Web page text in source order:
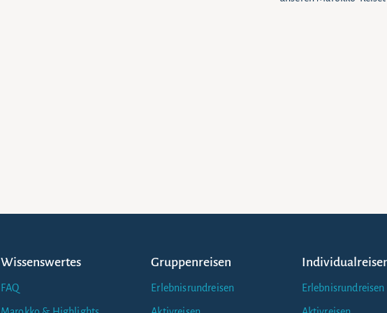
Wissenswertes
FAQ
Gruppenreisen
Erlebnisrundreisen Erlebnisrundreisen